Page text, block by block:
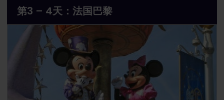
第3 – 4天：法国巴黎